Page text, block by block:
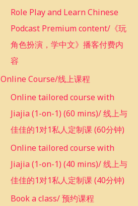
Role Play and Learn Chinese
Podcast Premium content/《玩
角色扮演，学中文》播客付费内
容
Online Course/线上课程
Online tailored course with
Jiajia (1-on-1) (60 mins)/ 线上与
佳佳的1对1私人定制课 (60分钟)
Online tailored course with
Jiajia (1-on-1) (40 mins)/ 线上与
佳佳的1对1私人定制课 (40分钟)
Book a class/ 预约课程